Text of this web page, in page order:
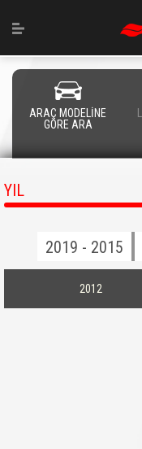
ARAÇ MODELİNE
GÖRE ARA
YIL
2019 - 2015
2012